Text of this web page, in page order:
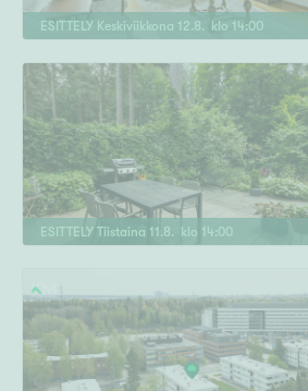
Ominaisuudet
ESITTELY Keskiviikkona 12.8. klo 14:00
ESITTELY Tiistaina 11 .8 . klo 14:00